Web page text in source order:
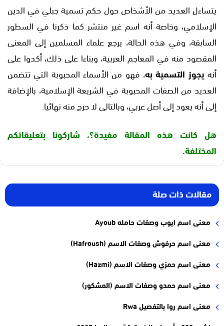
يتساءل العديد من الأشخاص حول حكم تسمية جبلي في الدين
الإسلامي، وخاصة أنه اسم غير منتشر كما ذكرنا في السطور
السابقة، وفي هذه الحالة، يرجع علماء المسلمين إلى المعنى
المقصود منه في المعاجم العربية، وبناءا على ذلك، أكدوا على
أنه يجوز التسمية به، فهو من الأسماء المحبوبة التي تتضمن
العديد من الصفات المحبوبة في الشريعة الإسلامية، بالإضافة
إلى أنه يعود إلى أصل عربي، وبالتالى لا حرج منه نهائيا.
هل كانت هذه المقالة مفيدة؟، شاركونا بتعليقاتكم
المختلفة.
مقالات ذات صلة
معنى اسم ايوب وصفات حامله Ayoub
معنى اسم حرفوش وصفات الاسم (Hafroush)
معنى اسم حمزي وصفات الاسم (Hazmi)
معنى اسم حمدو وصفات الاسم (المشكور)
معنى اسم روا بالتفصيل Rwa